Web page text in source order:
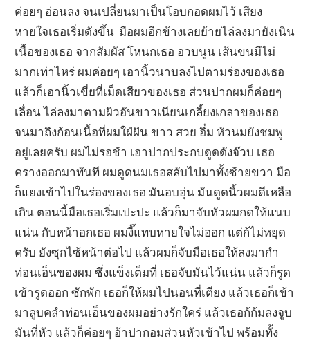
ค่อยๆ อ่อนลง จนเปลี่ยนมาเป็นโอบกอดผมไว้ เสียง
หายใจเธอเริ่มดังขึ้น มือผมอีกข้างเลยย้ายไล่ลงมายังเนิน
เนื้อของเธอ จากสัมผัส โหนกเธอ อวบนูน เส้นขนมีไม่
มากเท่าไหร่ ผมค่อยๆ เอานิ้วนาบลงไปตามร่องของเธอ
แล้วก็เอานิ้วเขี่ยที่เม็ดเสียวของเธอ ส่วนปากผมก็ค่อยๆ
เลื่อน ไล่ลงมาตามผิวอันขาวเนียนเกลี้ยงเกลาของเธอ
จนมาถึงก้อนเนื้อที่ผมใฝ่ฝัน ขาว สวย อึ๋ม หัวนมยังชมพู
อยู่เลยครับ ผมไม่รอช้า เอาปากประกบดูดดังจ๊วบ เธอ
ครางออกมาทันที ผมดูดนมเธอสลับไปมาทั้งซ้ายขวา มือ
ก็แยงเข้าไปในร่องของเธอ มันอบอุ่น มันดูดนิ้วผมดีเหลือ
เกิน ตอนนี้มือเธอเริ่มเปะปะ แล้วก็มาจับหัวผมกดให้แนบ
แน่น กับหน้าอกเธอ ผมงี๊แทบหายใจไม่ออก แต่ก้ไม่หยุด
ครับ ยังซุกไซ้หน้าต่อไป แล้วผมก็จับมือเธอให้ลงมากำ
ท่อนเอ็นของผม ซึ่งแข็งเต็มที่ เธอจับมันไว้แน่น แล้วก็รูด
เข้ารูดออก ซักพัก เธอก็ให้ผมไปนอนที่เตียง แล้วเธอก็เข้า
มาลูบคลำท่อนเอ็นของผมอย่างรักใคร่ แล้วเธอก้ก้มลงจูบ
มันที่หัว แล้วก็ค่อยๆ อ้าปากอมส่วนหัวเข้าไป พร้อมทั้ง